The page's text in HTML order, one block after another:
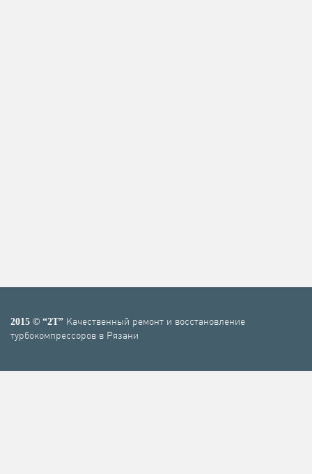
2015 © “2T” Качественный ремонт и восстановление
турбокомпрессоров в Рязани